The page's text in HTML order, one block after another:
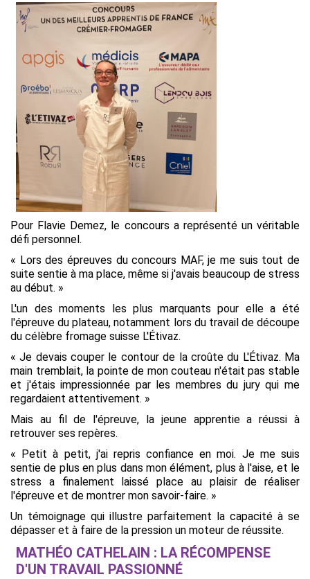
Pour Flavie Demez, le concours a représenté un véritable
défi personnel.
« Lors des épreuves du concours MAF, je me suis tout de
suite sentie à ma place, même si j'avais beaucoup de stress
au début. »
L'un des moments les plus marquants pour elle a été
l'épreuve du plateau, notamment lors du travail de découpe
du célèbre fromage suisse L'Étivaz.
« Je devais couper le contour de la croûte du L'Étivaz. Ma
main tremblait, la pointe de mon couteau n'était pas stable
et j'étais impressionnée par les membres du jury qui me
regardaient attentivement. »
Mais au fil de l'épreuve, la jeune apprentie a réussi à
retrouver ses repères.
« Petit à petit, j'ai repris confiance en moi. Je me suis
sentie de plus en plus dans mon élément, plus à l'aise, et le
stress a finalement laissé place au plaisir de réaliser
l'épreuve et de montrer mon savoir-faire. »
Un témoignage qui illustre parfaitement la capacité à se
dépasser et à faire de la pression un moteur de réussite.
MATHÉO CATHELAIN : LA RÉCOMPENSE
D'UN TRAVAIL PASSIONNÉ